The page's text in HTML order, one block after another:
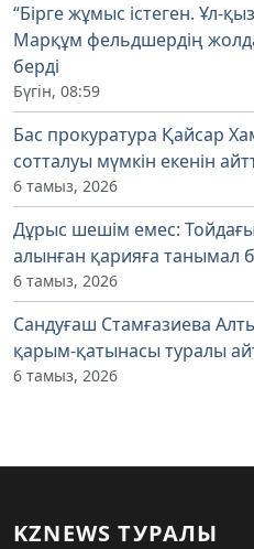
“Бірге жұмыс істеген. Ұл-
Марқұм фельдшердің
берді
Бүгін, 08:59
Бас прокуратура Қайсар
сотталуы мүмкін екенін
6 тамыз, 2026
Дұрыс шешім емес:
алынған қарияға танымал
6 тамыз, 2026
Сандуғаш Стамғазиева
қарым-қатынасы туралы
6 тамыз, 2026
KZNEWS ТУРАЛЫ